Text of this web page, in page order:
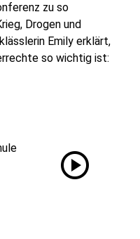
zu so
Drogen und
Emily erklärt,
so wichtig ist:
play_circle